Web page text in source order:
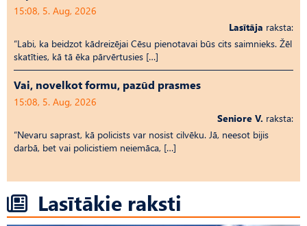
15:08, 5. Aug, 2026
Lasītāja raksta:
“Labi, ka beidzot kādreizējai Cēsu pienotavai būs cits saimnieks. Žēl
skatīties, kā tā ēka pārvērtusies […]
Vai, novelkot formu, pazūd prasmes
15:08, 5. Aug, 2026
Seniore V. raksta:
“Nevaru saprast, kā policists var nosist cilvēku. Jā, neesot bijis
darbā, bet vai policistiem neiemāca, […]
Lasītākie raksti